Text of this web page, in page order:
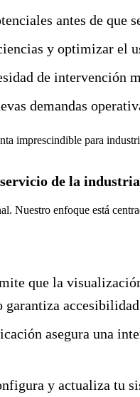
antes de que
y optimizar el
de intervención
demandas
imprescindible para
de la industria
Nuestro enfoque está
que la
asegura una
y actualiza tu